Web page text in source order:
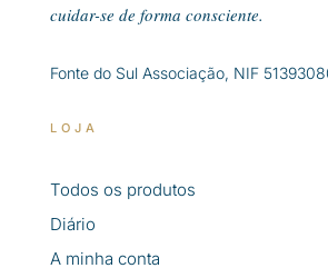
cuidar-se de forma consciente.
Fonte do Sul Associação, NIF
LOJA
Todos os produtos
Diário
A minha conta